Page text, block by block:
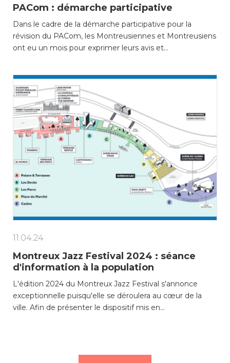
PACom : démarche participative
Dans le cadre de la démarche participative pour la
révision du PACom, les Montreusiennes et Montreusiens
ont eu un mois pour exprimer leurs avis et…
11.04.24
Montreux Jazz Festival 2024 : séance
d'information à la population
L'édition 2024 du Montreux Jazz Festival s'annonce
exceptionnelle puisqu'elle se déroulera au cœur de la
ville. Afin de présenter le dispositif mis en…